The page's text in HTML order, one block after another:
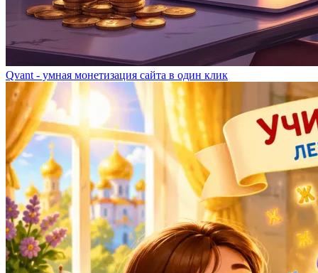
Qvant - умная монетизация сайта в один клик